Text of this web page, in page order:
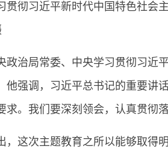
贯彻习近平新时代中国特色社会
政治局常委、中央学习贯彻习近
他强调，习近平总书记的重要讲
求。我们要深刻领会，认真贯彻
，这次主题教育之所以能够取得